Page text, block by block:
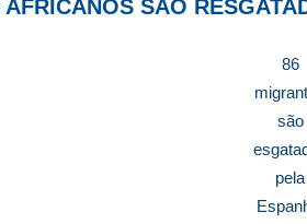
SÃO
86
são
pela